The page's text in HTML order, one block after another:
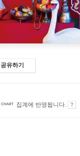
공유하기
집계에 반영됩니다.